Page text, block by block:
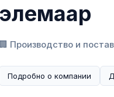
элемаар
🏢 Производство и
Подробно о компании